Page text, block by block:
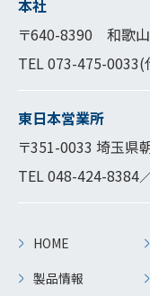
本社
〒640-8390 和歌
TEL073-475-0033(
東日本営業所
〒351-0033 埼玉県
TEL048-424-8384
HOME
製品情報